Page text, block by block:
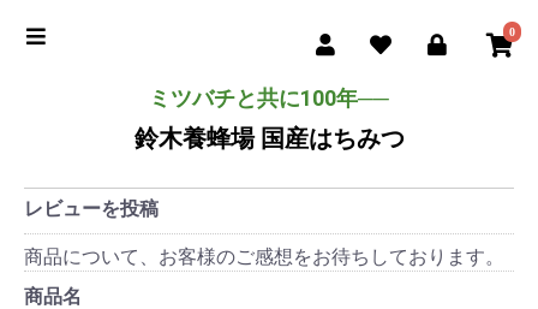
0
ミツバチと共に100年──
鈴木養蜂場 国産はちみつ
レビューを投稿
商品について、お客様のご感想をお待ちしております。
商品名